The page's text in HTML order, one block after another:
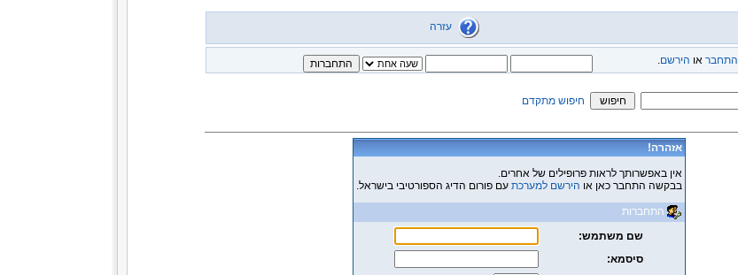
עזרה
התחבר או הירשם.
חיפוש מתקדם
אזהרה!
אין באפשרותך לראות פרופילים של אחרים.
בבקשה התחבר כאן או הירשם למערכת עם פורום הדיג הספורטיבי בישראל.
התחברות
שם משתמש:
סיסמא: